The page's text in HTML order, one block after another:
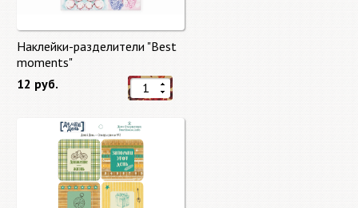
Наклейки-разделители "Best
moments"
12 руб.